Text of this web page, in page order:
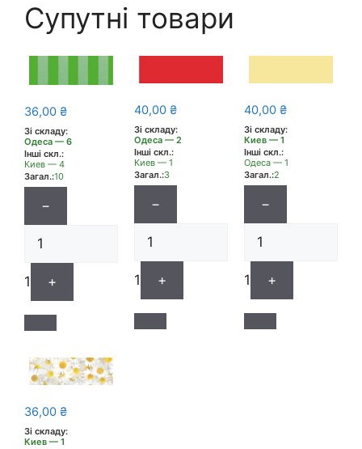
Супутні товари
36,00 ₴
Зі складу:
Одеса — 6
Інші скл.:
Киев — 4
Загал.:10
−
1 +
40,00 ₴
Зі складу:
Одеса — 2
Інші скл.:
Киев — 1
Загал.:3
−
1 +
40,00 ₴
Зі складу:
Киев — 1
Інші скл.:
Одеса — 1
Загал.:2
−
1 +
36,00 ₴
Зі складу:
Киев — 1